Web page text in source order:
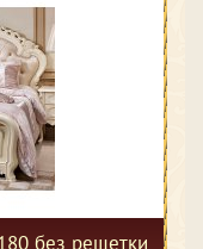
без решетки